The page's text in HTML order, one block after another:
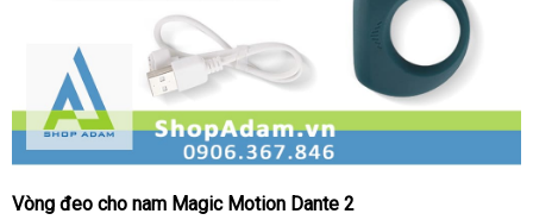
Vòng
Vòng đeo cho nam Magic Motion Dante 2